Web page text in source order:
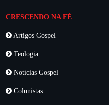
CRESCENDO NA FÉ
Artigos Gospel
Teologia
Notícias Gospel
Colunistas